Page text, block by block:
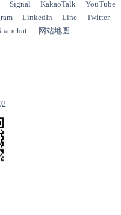
Signal KakaoTalk
YouTube
LinkedIn Line
Twitter
网站地图